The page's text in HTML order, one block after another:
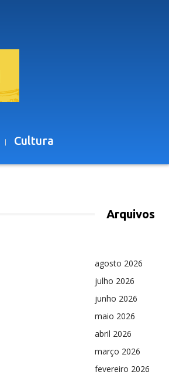
Cultura
Arquivos
agosto 2026
julho 2026
junho 2026
maio 2026
abril 2026
março 2026
fevereiro 2026